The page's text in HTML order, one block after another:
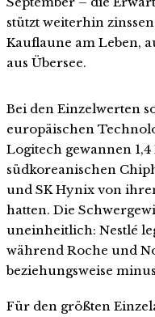
stützt weiterhin
Kauflaune am Leben,
aus Übersee.
Bei den Einzelwerten
europäischen
Logitech gewannen
südkoreanischen
und SK Hynix von
hatten. Die
uneinheitlich: Nestlé
während Roche und
beziehungsweise
Für den größten